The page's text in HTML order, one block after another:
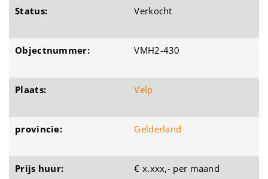
Status: Verkocht
Objectnummer: VMH2-430
Plaats: Velp
provincie: Gelderland
Prijs huur: € x.xxx,- per maand